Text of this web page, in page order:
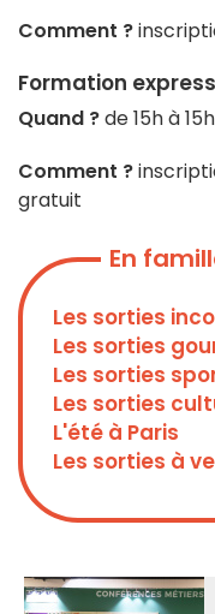
Comment ?
Formation
Quand ?de 15h à
Comment ?
gratuit
En
Les sorties
Les sorties
Les sorties
Les sorties
L'été à Paris
Les sorties à